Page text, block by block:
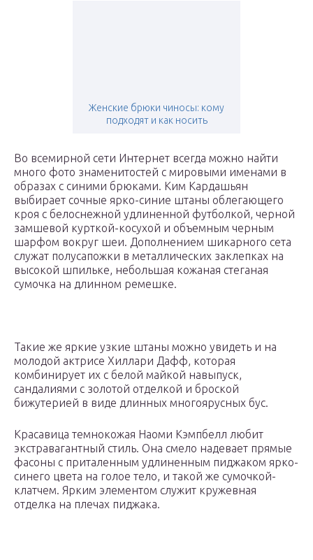
Женские брюки чиносы: кому
подходят и как носить
Во всемирной сети Интернет всегда можно найти
много фото знаменитостей с мировыми именами в
образах с синими брюками. Ким Кардашьян
выбирает сочные ярко-синие штаны облегающего
кроя с белоснежной удлиненной футболкой, черной
замшевой курткой-косухой и объемным черным
шарфом вокруг шеи. Дополнением шикарного сета
служат полусапожки в металлических заклепках на
высокой шпильке, небольшая кожаная стеганая
сумочка на длинном ремешке.
Такие же яркие узкие штаны можно увидеть и на
молодой актрисе Хиллари Дафф, которая
комбинирует их с белой майкой навыпуск,
сандалиями с золотой отделкой и броской
бижутерией в виде длинных многоярусных бус.
Красавица темнокожая Наоми Кэмпбелл любит
экстравагантный стиль. Она смело надевает прямые
фасоны с приталенным удлиненным пиджаком ярко-
синего цвета на голое тело, и такой же сумочкой-
клатчем. Ярким элементом служит кружевная
отделка на плечах пиджака.